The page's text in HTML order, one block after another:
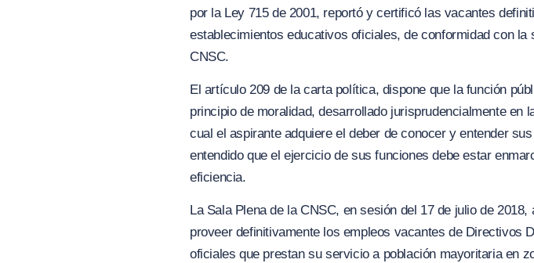
por la Ley 715 de 2001, reportó y certificó las vacantes
establecimientos educativos oficiales, de conformidad con
CNSC.
El artículo 209 de la carta política, dispone que la función
principio de moralidad, desarrollado jurisprudencialmente
cual el aspirante adquiere el deber de conocer y entender
entendido que el ejercicio de sus funciones debe estar
eficiencia.
La Sala Plena de la CNSC, en sesión del 17 de julio de
proveer definitivamente los empleos vacantes de Directivos
oficiales que prestan su servicio a población mayoritaria en